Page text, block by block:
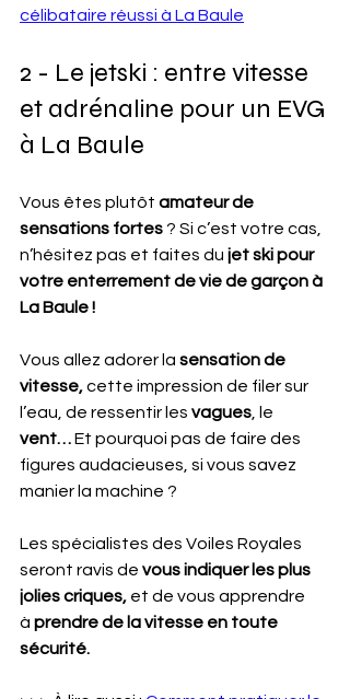
célibataire réussi à La Baule
2 - Le jetski : entre vitesse
et adrénaline pour un EVG
à La Baule
Vous êtes plutôt amateur de
sensations fortes ? Si c’est votre cas,
n’hésitez pas et faites du jet ski pour
votre enterrement de vie de garçon à
La Baule !
Vous allez adorer la sensation de
vitesse, cette impression de filer sur
l’eau, de ressentir les vagues, le
vent… Et pourquoi pas de faire des
figures audacieuses, si vous savez
manier la machine ?
Les spécialistes des Voiles Royales
seront ravis de vous indiquer les plus
jolies criques, et de vous apprendre
à prendre de la vitesse en toute
sécurité.